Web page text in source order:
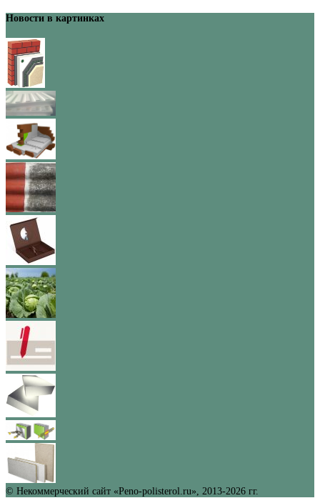
Новости в картинках
© Некоммерческий сайт «Peno-polisterol.ru», 2013-2026 гг.